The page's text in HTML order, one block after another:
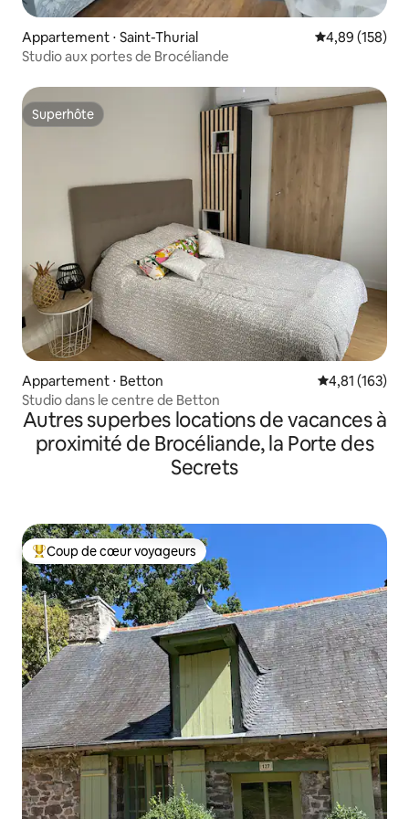
Appartement ⋅ Saint-Thurial Évaluation
4,89 (158)
Studio aux portes de Brocéliande
Superhôte
Superhôte
Appartement ⋅ Betton Évaluation
4,81 (163)
Studio dans le centre de Betton
Autres superbes locations de vacances à
proximité de Brocéliande, la Porte des
Secrets
Coups de cœur voyageurs les plus appréciés
Coup de cœur voyageurs